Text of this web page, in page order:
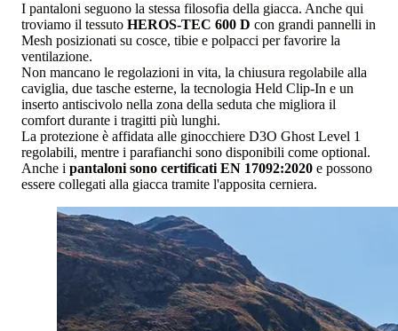
I pantaloni seguono la stessa filosofia della giacca. Anche qui
troviamo il tessuto HEROS-TEC 600 D con grandi pannelli in
Mesh posizionati su cosce, tibie e polpacci per favorire la
ventilazione.
Non mancano le regolazioni in vita, la chiusura regolabile alla
caviglia, due tasche esterne, la tecnologia Held Clip-In e un
inserto antiscivolo nella zona della seduta che migliora il
comfort durante i tragitti più lunghi.
La protezione è affidata alle ginocchiere D3O Ghost Level 1
regolabili, mentre i parafianchi sono disponibili come optional.
Anche i pantaloni sono certificati EN 17092:2020 e possono
essere collegati alla giacca tramite l'apposita cerniera.